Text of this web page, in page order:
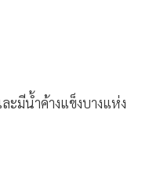
ะมีน้ำค้างแข็งบางแห่ง